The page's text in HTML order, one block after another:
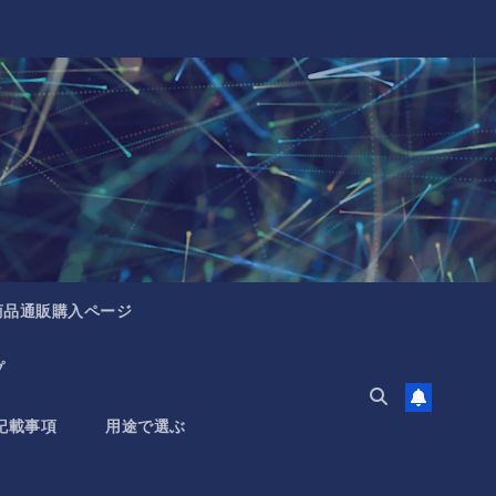
通販購入ページ
載事項 用途で選ぶ